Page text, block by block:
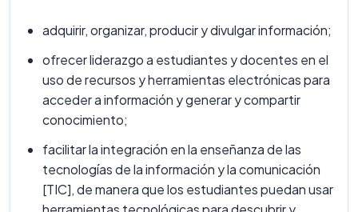
adquirir, organizar, producir y divulgar información;
ofrecer liderazgo a estudiantes y docentes en el
uso de recursos y herramientas electrónicas para
acceder a información y generar y compartir
conocimiento;
facilitar la integración en la enseñanza de las
tecnologías de la información y la comunicación
[TIC], de manera que los estudiantes puedan usar